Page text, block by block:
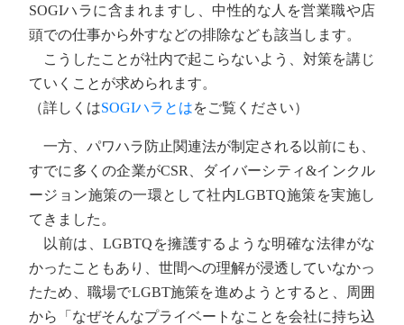
SOGIハラに含まれますし、中性的な人を営業職や店
頭での仕事から外すなどの排除なども該当します。
こうしたことが社内で起こらないよう、対策を講じ
ていくことが求められます。
（詳しくはSOGIハラとはをご覧ください）
一方、パワハラ防止関連法が制定される以前にも、
すでに多くの企業がCSR、ダイバーシティ&インクル
ージョン施策の一環として社内LGBTQ施策を実施し
てきました。
以前は、LGBTQを擁護するような明確な法律がな
かったこともあり、世間への理解が浸透していなかっ
たため、職場でLGBT施策を進めようとすると、周囲
から「なぜそんなプライベートなことを会社に持ち込